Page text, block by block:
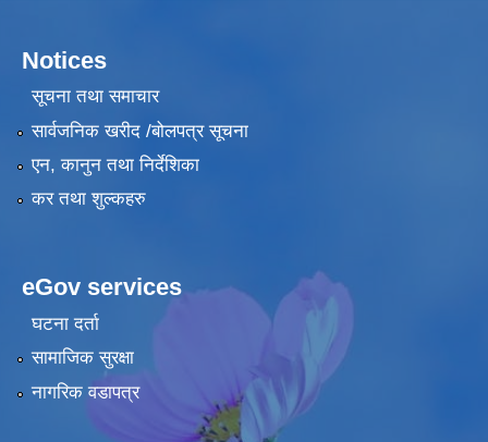
Notices
सूचना तथा समाचार
सार्वजनिक खरीद /बोलपत्र सूचना
एन, कानुन तथा निर्देशिका
कर तथा शुल्कहरु
eGov services
घटना दर्ता
सामाजिक सुरक्षा
नागरिक वडापत्र